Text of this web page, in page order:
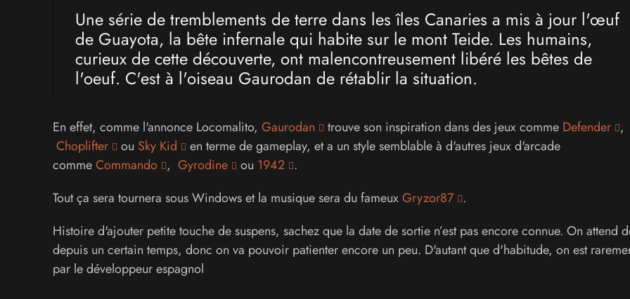
Une série de tremblements de terre dans les îles Canaries a mis à jour l'œuf
de Guayota, la bête infernale qui habite sur le mont Teide. Les humains,
curieux de cette découverte, ont malencontreusement libéré les bêtes de
l'oeuf. C'est à l'oiseau Gaurodan de rétablir la situation.
En effet, comme l'annonce Locomalito, Gaurodan trouve son inspiration dans des jeux comme Defender ,
Choplifter
ou Sky Kid
en terme de gameplay, et a un style semblable à d'autres jeux d'arcade
commeCommando , Gyrodine ou 1942 .
Tout ça sera tournera sous Windows et la musique sera du fameuxGryzor87 .
Histoire d'ajouter petite touche de suspens, sachez que la date de sortie n’est pas encore connue. On attend
depuis un certain temps, donc on va pouvoir patienter encore un peu. D'autant que d'habitude, on est
par le développeur espagnol